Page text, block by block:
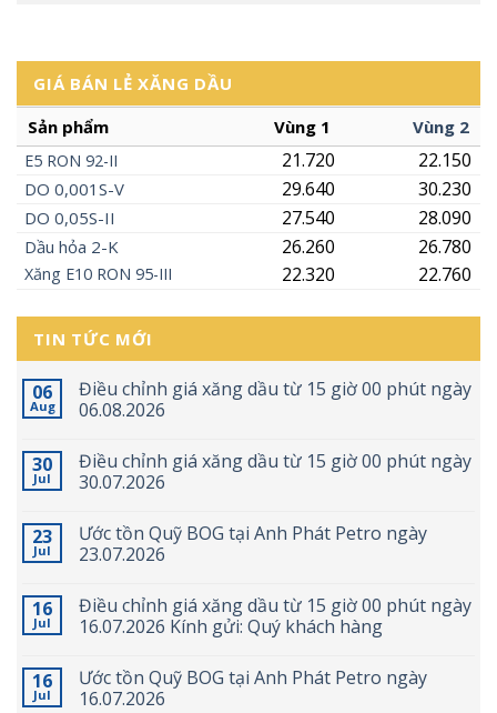
GIÁ BÁN LẺ XĂNG DẦU
Sản phẩm
Vùng 1 Vùng 2
E5 RON 92-II 22.150
21.720
DO 0,001S-V 30.230
29.640
DO 0,05S-II 28.090
27.540
Dầu hỏa 2-K 26.780
26.260
Xăng E10 RON 95-III 22.760
22.320
TIN TỨC MỚI
06
Aug
Điều chỉnh giá xăng dầu từ 15 giờ 00 phút ngày
06.08.2026
30
Jul
Điều chỉnh giá xăng dầu từ 15 giờ 00 phút ngày
30.07.2026
23
Jul
Ước tồn Quỹ BOG tại Anh Phát Petro ngày
23.07.2026
16
Jul
Điều chỉnh giá xăng dầu từ 15 giờ 00 phút ngày
16.07.2026 Kính gửi: Quý khách hàng
16
Jul
Ước tồn Quỹ BOG tại Anh Phát Petro ngày
16.07.2026